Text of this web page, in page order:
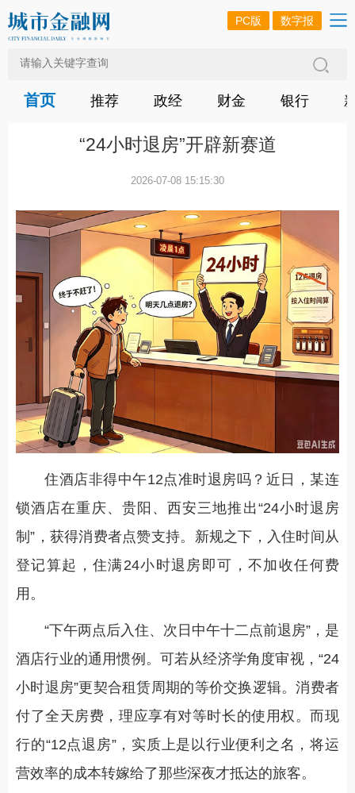
PC版 数字报
首页 推荐 政经 财金 银行
“24小时退房”开辟新赛道
2026-07-08 15:15:30
住酒店非得中午12点准时退房吗？近日，某连
锁酒店在重庆、贵阳、西安三地推出“24小时退房
制”，获得消费者点赞支持。新规之下，入住时间从
登记算起，住满24小时退房即可，不加收任何费
用。
“下午两点后入住、次日中午十二点前退房”，是
酒店行业的通用惯例。可若从经济学角度审视，“24
小时退房”更契合租赁周期的等价交换逻辑。消费者
付了全天房费，理应享有对等时长的使用权。而现
行的“12点退房”，实质上是以行业便利之名，将运
营效率的成本转嫁给了那些深夜才抵达的旅客。